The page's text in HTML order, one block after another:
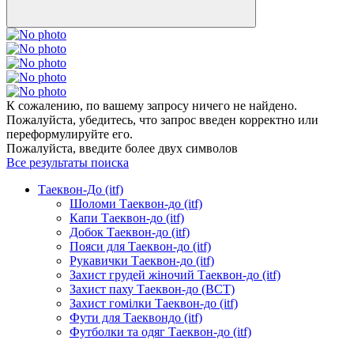
К сожалению, по вашему запросу ничего не найдено.
Пожалуйста, убедитесь, что запрос введен корректно или
переформулируйте его.
Пожалуйста, введите более двух символов
Все результаты поиска
Таеквон-До (itf)
Шоломи Таеквон-до (itf)
Капи Таеквон-до (itf)
Добок Таеквон-до (itf)
Пояси для Таеквон-до (itf)
Рукавички Таеквон-до (itf)
Захист грудей жіночий Таеквон-до (itf)
Захист паху Таеквон-до (ВСТ)
Захист гомілки Таеквон-до (itf)
Фути для Таеквондо (itf)
Футболки та одяг Таеквон-до (itf)